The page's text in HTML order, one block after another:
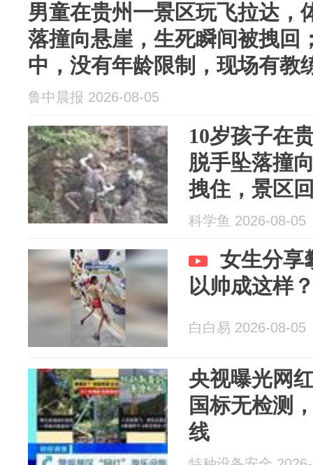
男童在贵州一景区玩飞拉达，
落撞向悬崖，生死瞬间被拽回
中，没有年龄限制，现场有教
鲁中晨报 2026-08-05
10岁孩子在
脱手坠落撞
拽住，景区
中，没有年
科学鱼 2026-08-05
女生分享
以帅成这样
白白易 2026-08-05
央视曝光网
国标无检测
线